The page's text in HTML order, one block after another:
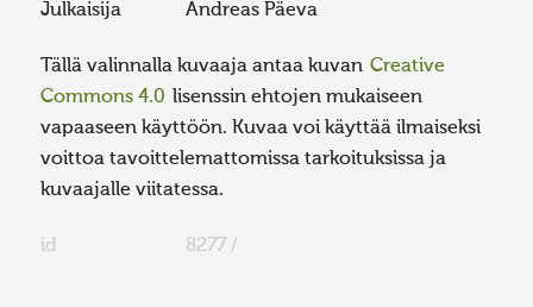
Julkaisija Andreas Päeva
Tällä valinnalla kuvaaja antaa kuvan Creative
Commons 4.0 lisenssin ehtojen mukaiseen
vapaaseen käyttöön. Kuvaa voi käyttää ilmaiseksi
voittoa tavoittelemattomissa tarkoituksissa ja
kuvaajalle viitatessa.
id 8277 /